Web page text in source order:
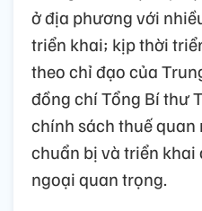
ở địa phương với
triển khai; kịp thời
theo chỉ đạo của
đồng chí Tổng Bí thư
chính sách thuế quan
chuẩn bị và triển khai
ngoại quan trọng.